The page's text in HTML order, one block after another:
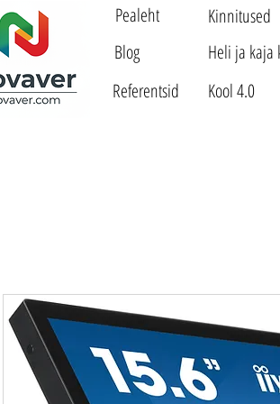
Pealeht
Blog
Referentsid
Heli ja kaja
Kinnitused
Kool 4.0